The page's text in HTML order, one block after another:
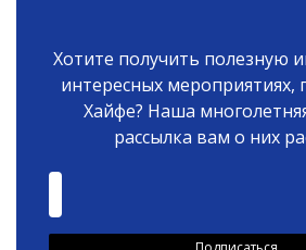
Хотите получить полезную
интересных
Хайфе? Наша
рассылка вам о них